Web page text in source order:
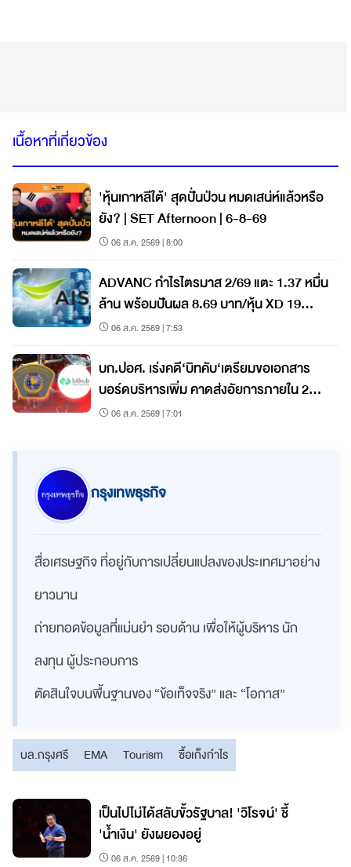
เนื้อหาที่เกี่ยวข้อง
'หุ้นเกาหลีใต้' สุดปั่นป่วน หมดเสน่ห์แล้วหรือ
ยัง? | SET Afternoon | 6-8-69
06 ส.ค. 2569 | 8:00
ADVANC กำไรไตรมาส 2/69 แตะ 1.37 หมื่น
ล้าน พร้อมปันผล 8.69 บาท/หุ้น XD 19
ส.ค.นี้
06 ส.ค. 2569 | 7:53
บก.ปอศ. เร่งคดี‘บิทคับ‘เตรียมขอเอกสาร
บอร์ดบริหารเพิ่ม คาดส่งอัยการภายใน 2
เดือน06 ส.ค. 2569 | 7:01
กรุงเทพธุรกิจ
สื่อเศรษฐกิจ ที่อยู่กับการเปลี่ยนแปลงของประเทศมาอย่าง
ยาวนาน
ถ่ายทอดข้อมูลที่แม่นยำ รอบด้าน เพื่อให้ผู้บริหาร นัก
ลงทุน ผู้ประกอบการ
ตัดสินใจบนพื้นฐานของ “ข้อเท็จจริง” และ “โอกาส”
บล.กรุงศรี EMA Tourism ซื้อเก็งกำไร
เป็นไปไม่ได้สลับขั้วรัฐบาล! 'วิโรจน์' ชี้
'น้ำเงิน' ยังผยองอยู่
06 ส.ค. 2569 | 10:36